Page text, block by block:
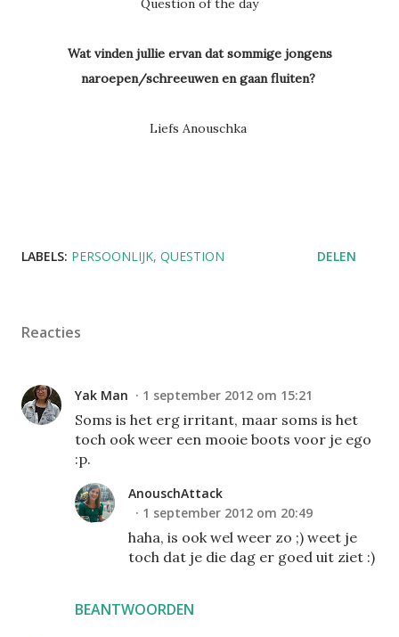
Question of the day
Wat vinden jullie ervan dat sommige jongens
naroepen/schreeuwen en gaan fluiten?
Liefs Anouschka
LABELS: PERSOONLIJK QUESTION DELEN
Reacties
Yak Man 1 september 2012 om 15:21
Soms is het erg irritant, maar soms is het
toch ook weer een mooie boots voor je ego
:p.
BEANTWOORDEN
AnouschAttack
1 september 2012 om 20:49
haha, is ook wel weer zo ;) weet je
toch dat je die dag er goed uit ziet :)